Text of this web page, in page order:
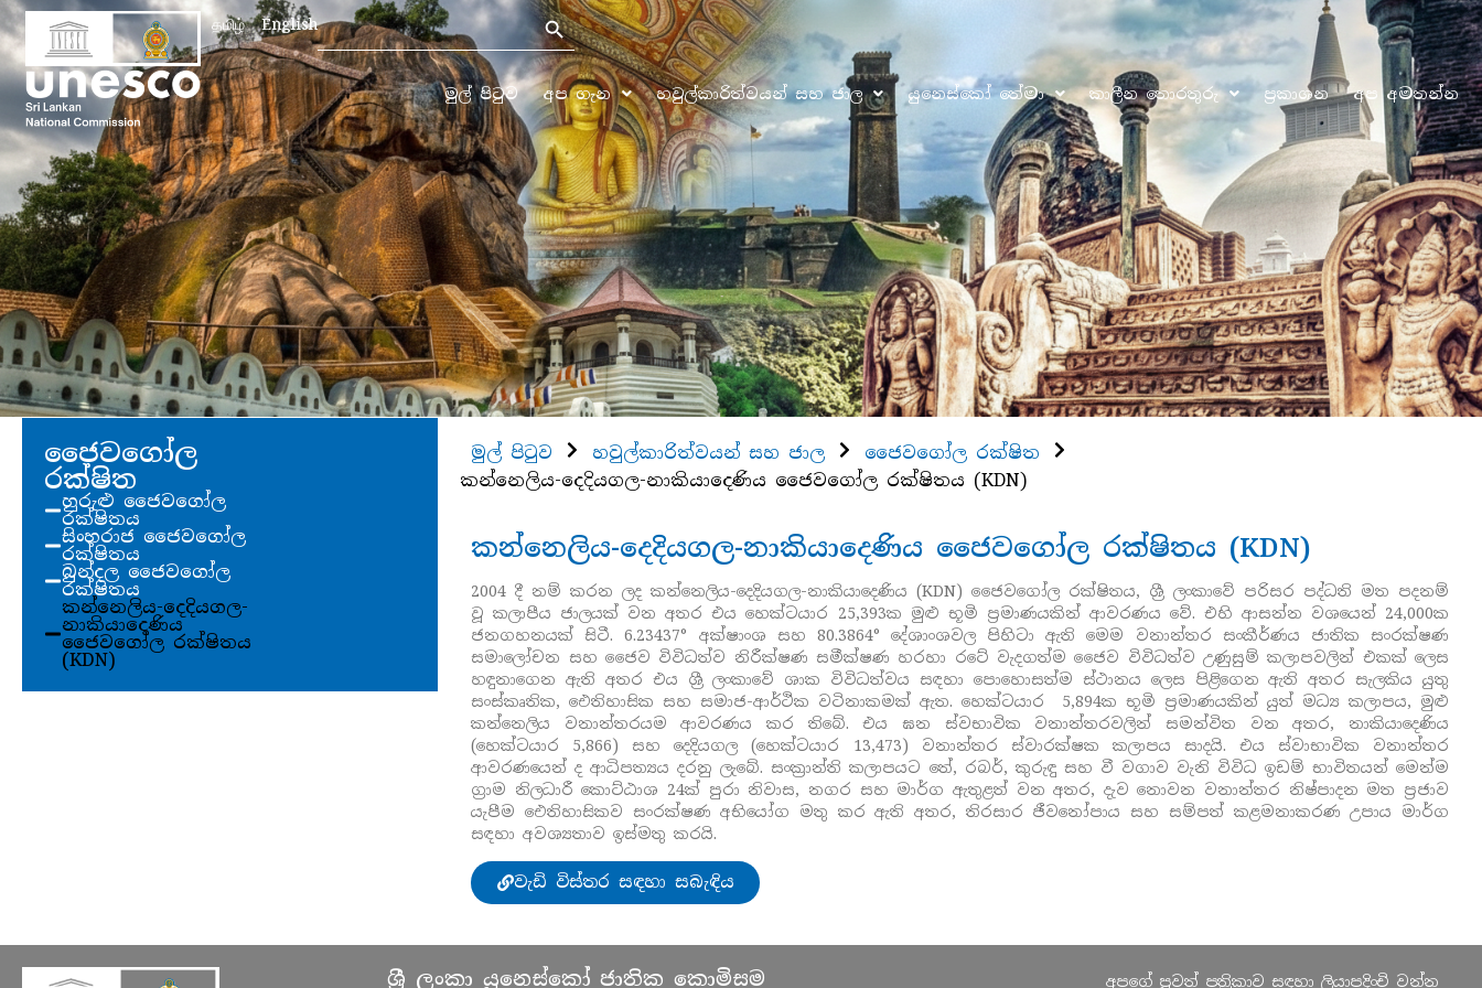
தமிழ் EnglishSearch
for:
Search Button
මුල් පිටුව අප ගැන හවුල්කාරිත්වයන් සහ ජාල යුනෙස්කෝ තේමා කාලීන තොරතුරු ප්‍රකාශන අප අමතන්න
ජෛවගෝල
රක්ෂිත
හුරුළු ජෛවගෝල
රක්ෂිතය
සිංහරාජ ජෛවගෝල
රක්ෂිතය
බුන්දල ජෛවගෝල
රක්ෂිතය
කන්නෙලිය-දෙදියගල-
නාකියාදෙණිය
ජෛවගෝල රක්ෂිතය
(KDN)
මුල් පිටුව හවුල්කාරිත්වයන් සහ ජාල
ජෛවගෝල රක්ෂිත
කන්නෙලිය-දෙදියගල-නාකියාදෙණිය ජෛවගෝල රක්ෂිතය (KDN)
කන්නෙලිය-දෙදියගල-නාකියාදෙණිය ජෛවගෝල රක්ෂිතය (KDN)
2004 දී නම් කරන ලද කන්නෙලිය-දෙදියගල-නාකියාදෙණිය (KDN) ජෛවගෝල රක්ෂිතය, ශ්‍රී ලංකාවේ පරිසර පද්ධති මත පදනම්
වූ කලාපීය ජාලයක් වන අතර එය හෙක්ටයාර 25,393ක මුළු භූමි ප්‍රමාණයකින් ආවරණය වේ. එහි ආසන්න වශයෙන් 24,000ක
ජනගහනයක් සිටී. 6.23437° අක්ෂාංශ සහ 80.3864° දේශාංශවල පිහිටා ඇති මෙම වනාන්තර සංකීර්ණය ජාතික සංරක්ෂණ
සමාලෝචන සහ ජෛව විවිධත්ව නිරීක්ෂණ සමීක්ෂණ හරහා රටේ වැදගත්ම ජෛව විවිධත්ව උණුසුම් කලාපවලින් එකක් ලෙස
හඳුනාගෙන ඇති අතර එය ශ්‍රී ලංකාවේ ශාක විවිධත්වය සඳහා පොහොසත්ම ස්ථානය ලෙස පිළිගෙන ඇති අතර සැලකිය යුතු
සංස්කෘතික, ඓතිහාසික සහ සමාජ-ආර්ථික වටිනාකමක් ඇත. හෙක්ටයාර 5,894ක භූමි ප්‍රමාණයකින් යුත් මධ්‍ය කලාපය, මුළු
කන්නෙලිය වනාන්තරයම ආවරණය කර තිබේ. එය ඝන ස්වභාවික වනාන්තරවලින් සමන්විත වන අතර, නාකියාදෙණිය
(හෙක්ටයාර 5,866) සහ දෙදියගල (හෙක්ටයාර 13,473) වනාන්තර ස්වාරක්ෂක කලාපය සාදයි. එය ස්වාභාවික වනාන්තර
ආවරණයෙන් ද ආධිපත්‍යය දරනු ලැබේ. සංක්‍රාන්ති කලාපයට තේ, රබර්, කුරුඳු සහ වී වගාව වැනි විවිධ ඉඩම් භාවිතයන් මෙන්ම
ග්‍රාම නිලධාරී කොට්ඨාශ 24ක් පුරා නිවාස, නගර සහ මාර්ග ඇතුළත් වන අතර, දැව නොවන වනාන්තර නිෂ්පාදන මත ප්‍රජාව
යැපීම ඓතිහාසිකව සංරක්ෂණ අභියෝග මතු කර ඇති අතර, තිරසාර ජීවනෝපාය සහ සම්පත් කළමනාකරණ උපාය මාර්ග
සඳහා අවශ්‍යතාව ඉස්මතු කරයි.
වැඩි විස්තර සඳහා සබැඳිය
ශ්‍රී ලංකා යුනෙස්කෝ ජාතික කොමිසම අපගේ පුවත් පත්‍රිකාව සඳහා ලියාපදිංචි වන්න